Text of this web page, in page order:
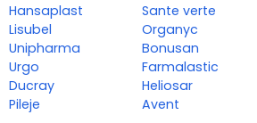
Hansaplast
Lisubel
Unipharma
Urgo
Ducray
Pileje
Sante verte
Organyc
Bonusan
Farmalastic
Heliosar
Avent